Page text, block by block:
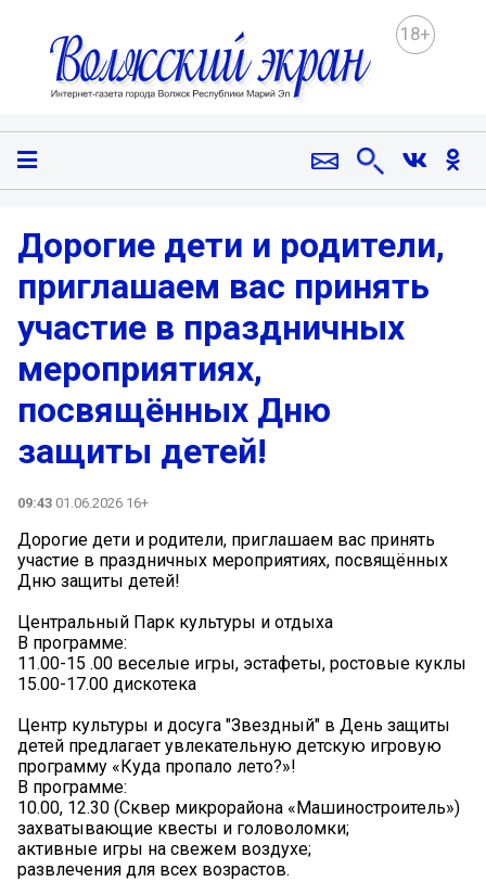
18+
Дорогие дети и родители,
приглашаем вас принять
участие в праздничных
мероприятиях,
посвящённых Дню
защиты детей!
09:43 01.06.2026 16+
Дорогие дети и родители, приглашаем вас принять
участие в праздничных мероприятиях, посвящённых
Дню защиты детей!
Центральный Парк культуры и отдыха
В программе:
11.00-15 .00 веселые игры, эстафеты, ростовые куклы
15.00-17.00 дискотека
Центр культуры и досуга "Звездный" в День защиты
детей предлагает увлекательную детскую игровую
программу «Куда пропало лето?»!
В программе:
10.00, 12.30 (Сквер микрорайона «Машиностроитель»)
захватывающие квесты и головоломки;
активные игры на свежем воздухе;
развлечения для всех возрастов.